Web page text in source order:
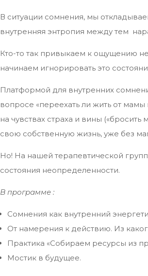
В ситуации сомнения, мы
внутренняя энтропия между тем
Кто-то так привыкаем к ощущению
начинаем игнорировать это
Платформой для внутренних
вопросе «переехать ли жить от
на чувствах страха и вины
свою собственную жизнь, уже без
Но! На нашей терапевтической
состояния неопределенности.
В программе :
Сомнения как внутренний
От намерения к действию. Из
Практика «Собираем ресурсы из
Мостик в будущее.